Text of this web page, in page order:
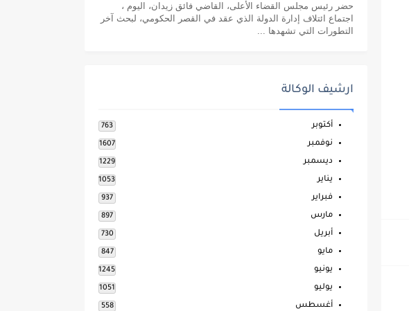
حضر رئيس مجلس القضاء الأعلى، القاضي فائق زيدان، اليوم ،
اجتماع ائتلاف إدارة الدولة الذي عقد في القصر الحكومي، لبحث آخر
التطورات التي تشهدها ...
ارشيف الوكالة
أكتوبر 763
نوفمبر 1607
ديسمبر 1229
يناير 1053
فبراير 937
مارس 897
أبريل 730
مايو 847
يونيو 1245
يوليو 1051
أغسطس 558